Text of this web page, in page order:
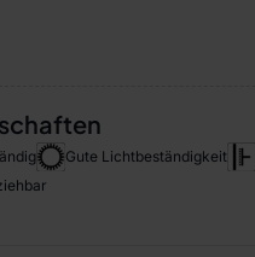
Gute Lichtbeständigkeit